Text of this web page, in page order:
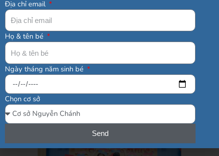
thức và kỹ năng của trẻ; khuyến khích trẻ
tư duy chủ động, độc lập, tự tin đặt câu
hỏi, rèn luyện kỹ năng phản biện và tư
Địa chỉ email
Họ & tên bé
Ngày tháng năm sinh bé
Chọn cơ sở
Send